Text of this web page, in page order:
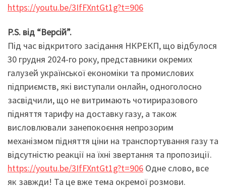
https://youtu.be/3IfFXntGt1g?t=906
P.S. від “Версій”.
Під час відкритого засідання НКРЕКП, що відбулося
30 грудня 2024-го року, представники окремих
галузей української економіки та промислових
підприємств, які виступали онлайн, одноголосно
засвідчили, що не витримають чотириразового
підняття тарифу на доставку газу, а також
висловлювали занепокоєння непрозорим
механізмом підняття ціни на транспортування газу та
відсутністю реакції на їхні звертання та пропозиції.
https://youtu.be/3IfFXntGt1g?t=906 Одне слово, все
як завжди! Та це вже тема окремої розмови.